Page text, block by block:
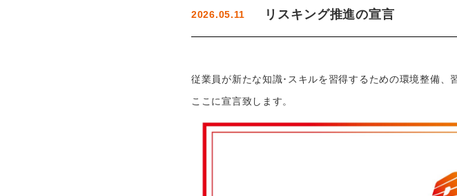
2026.05.11 リスキング推進の宣言
従業員が新たな知識･スキルを習得するための環境整備
ここに宣言致します。